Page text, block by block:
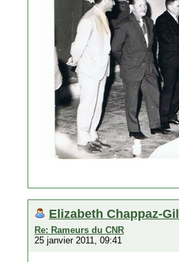
Elizabeth Chappaz-Gil
Re: Rameurs du CNR
25 janvier 2011, 09:41